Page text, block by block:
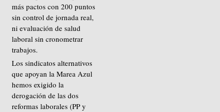
más pactos con 200 puntos
sin control de jornada real,
ni evaluación de salud
laboral sin cronometrar
trabajos.
Los sindicatos alternativos
que apoyan la Marea Azul
hemos exigido la
derogación de las dos
reformas laborales (PP y